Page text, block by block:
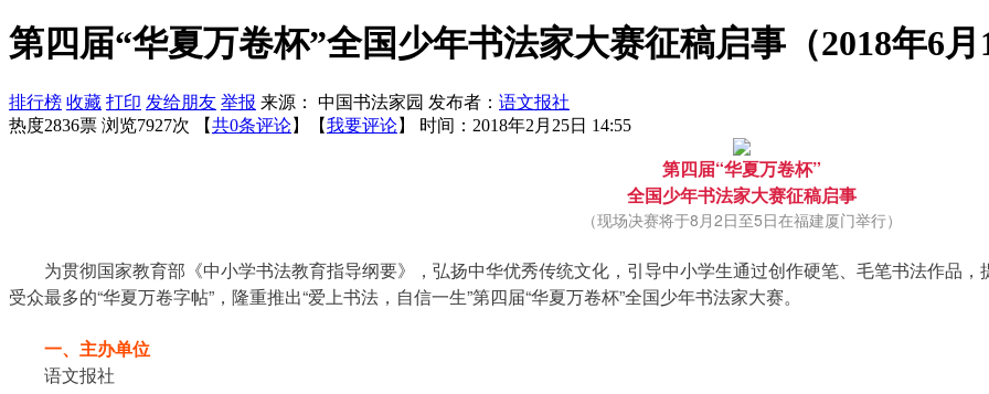
第四届“华夏万卷杯”全国少年书法家大赛征稿启事（2018年6
排行榜 收藏 打印 发给朋友 举报 来源： 中国书法家园 发布者： 语文报社
热度2836票 浏览7927次 【共0条评论】【我要评论】 时间：2018年2月25日 14:55
第四届“华夏万卷杯”
全国少年书法家大赛征稿启事
（现场决赛将于8月2日至5日在福建厦门举行）
为贯彻国家教育部《中小学书法教育指导纲要》，弘扬中华优秀传统文化，引导中小学生通过创作硬笔、毛笔书法作品
受众最多的“华夏万卷字帖”，隆重推出“爱上书法，自信一生”第四届“华夏万卷杯”全国少年书法家大赛。
一、主办单位
语文报社